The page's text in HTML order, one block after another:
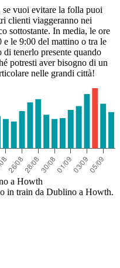
vuoi evitare la folla puoi
clienti viaggeranno nei
sottostante. In media, le ore
e le 9:00 del mattino o tra le
tenerlo presente quando
potresti aver bisogno di un
nelle grandi città!
a Howth
in train da Dublino a Howth.